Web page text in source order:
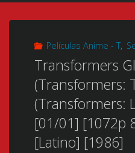
Películas Anime - T,
Transformers
(Transformers:
(Transformers:
[01/01] [1072p
[Latino] [1986]